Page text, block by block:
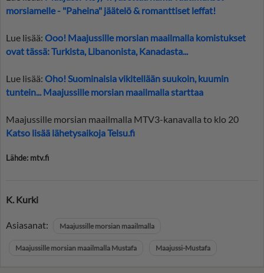
morsiamelle - "Paheina" jäätelö & romanttiset leffat!
Lue lisää: Ooo! Maajussille morsian maailmalla komistukset
ovat tässä: Turkista, Libanonista, Kanadasta...
Lue lisää: Oho! Suominaisia vikitellään suukoin, kuumin
tuntein... Maajussille morsian maailmalla starttaa
Maajussille morsian maailmalla MTV3-kanavalla to klo 20
Katso lisää lähetysaikoja Telsu.fi
Lähde: mtv.fi
K. Kurki
Asiasanat: Maajussille morsian maailmalla
Maajussille morsian maailmalla Mustafa Maajussi-Mustafa